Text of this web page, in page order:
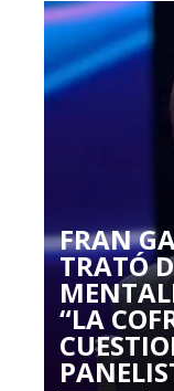
FRAN
TRATÓ
“LA